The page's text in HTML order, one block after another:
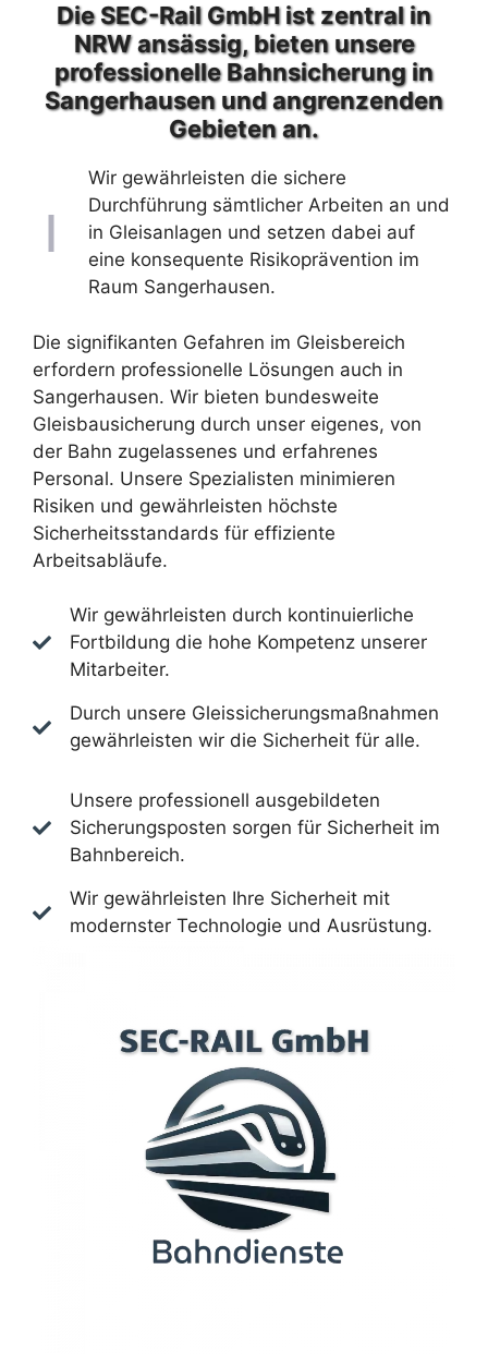
Die SEC-Rail GmbH ist zentral in
NRW ansässig, bieten unsere
professionelle Bahnsicherung in
Sangerhausen und angrenzenden
Gebieten an.
Wir gewährleisten die sichere
Durchführung sämtlicher Arbeiten an und
in Gleisanlagen und setzen dabei auf
eine konsequente Risikoprävention im
Raum Sangerhausen.
Die signifikanten Gefahren im Gleisbereich
erfordern professionelle Lösungen auch in
Sangerhausen. Wir bieten bundesweite
Gleisbausicherung durch unser eigenes, von
der Bahn zugelassenes und erfahrenes
Personal. Unsere Spezialisten minimieren
Risiken und gewährleisten höchste
Sicherheitsstandards für effiziente
Arbeitsabläufe.
Wir gewährleisten durch kontinuierliche
Fortbildung die hohe Kompetenz unserer
Mitarbeiter.
Durch unsere Gleissicherungsmaßnahmen
gewährleisten wir die Sicherheit für alle.
Unsere professionell ausgebildeten
Sicherungsposten sorgen für Sicherheit im
Bahnbereich.
Wir gewährleisten Ihre Sicherheit mit
modernster Technologie und Ausrüstung.